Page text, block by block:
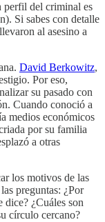
perfil del criminal es
Si sabes con detalle
al asesino a
David Berkowitz,
Por eso,
su pasado con
Cuando conoció a
medios económicos
por su familia
a otras
los motivos de las
preguntas: ¿Por
dice? ¿Cuáles son
círculo cercano?